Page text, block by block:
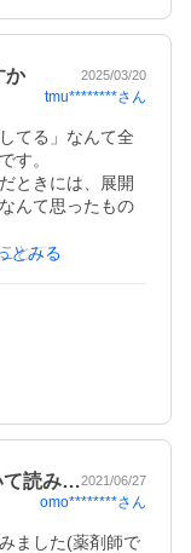
か 2025/03/20
tmu********さん
てる」なんて全
す。
ときには、展開
んて思ったもの
とでしょうか。
とみる
て読み…2021/06/27
omo********さん
ました(薬剤師で